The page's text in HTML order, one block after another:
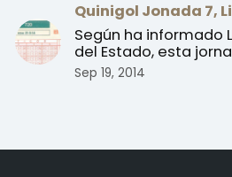
Quinigol Jonada 7,
Según ha informado
del Estado, esta
Sep 19, 2014